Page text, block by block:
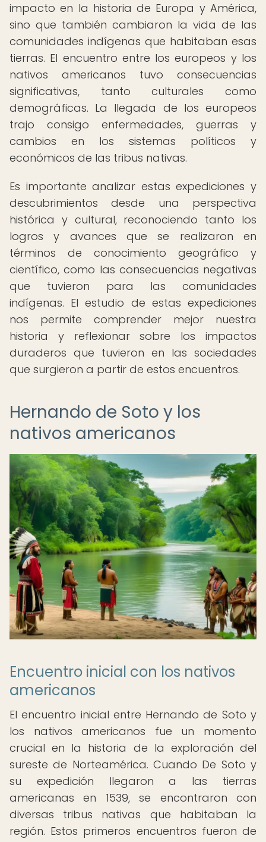
impacto en la historia de Europa y América,
sino que también cambiaron la vida de las
comunidades indígenas que habitaban esas
tierras. El encuentro entre los europeos y los
nativos americanos tuvo consecuencias
significativas, tanto culturales como
demográficas. La llegada de los europeos
trajo consigo enfermedades, guerras y
cambios en los sistemas políticos y
económicos de las tribus nativas.
Es importante analizar estas expediciones y
descubrimientos desde una perspectiva
histórica y cultural, reconociendo tanto los
logros y avances que se realizaron en
términos de conocimiento geográfico y
científico, como las consecuencias negativas
que tuvieron para las comunidades
indígenas. El estudio de estas expediciones
nos permite comprender mejor nuestra
historia y reflexionar sobre los impactos
duraderos que tuvieron en las sociedades
que surgieron a partir de estos encuentros.
Hernando de Soto y los
nativos americanos
Encuentro inicial con los nativos
americanos
El encuentro inicial entre Hernando de Soto y
los nativos americanos fue un momento
crucial en la historia de la exploración del
sureste de Norteamérica. Cuando De Soto y
su expedición llegaron a las tierras
americanas en 1539, se encontraron con
diversas tribus nativas que habitaban la
región. Estos primeros encuentros fueron de